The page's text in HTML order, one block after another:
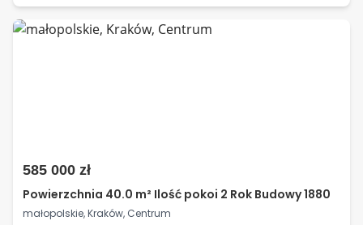
585 000 zł
Powierzchnia 40.0 m² Ilość pokoi 2 Rok Budowy 1880
małopolskie, Kraków, Centrum